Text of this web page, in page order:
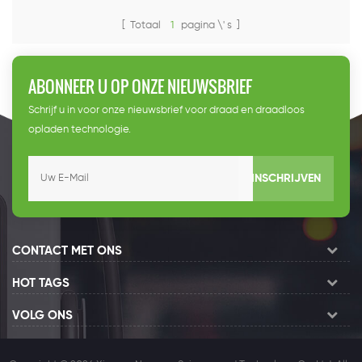
[ Totaal 1 pagina \' s ]
ABONNEER U OP ONZE NIEUWSBRIEF
Schrijf u in voor onze nieuwsbrief voor draad en draadloos
opladen technologie.
INSCHRIJVEN
CONTACT MET ONS
HOT TAGS
VOLG ONS